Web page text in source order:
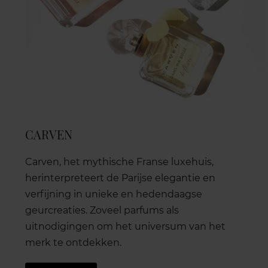
CARVEN
Carven, het mythische Franse luxehuis,
herinterpreteert de Parijse elegantie en
verfijning in unieke en hedendaagse
geurcreaties. Zoveel parfums als
uitnodigingen om het universum van het
merk te ontdekken.